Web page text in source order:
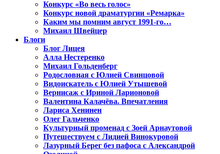
Конкурс «Во весь голос»
Конкурс новой драматургии «Ремарка»
Каким мы помним август 1991-го…
Михаил Швейцер
Блоги
Блог Лицея
Алла Нестеренко
Михаил Гольденберг
Родословная с Юлией Свинцовой
Видоискатель с Юлией Утышевой
Вернисаж с Ириной Ларионовой
Валентина Калачёва. Впечатления
Лариса Хенинен
Олег Гальченко
Культурный променад с Зоей Арнаутовой
Путешествуем с Лидией Винокуровой
Лазурный Берег без пафоса с Александрой